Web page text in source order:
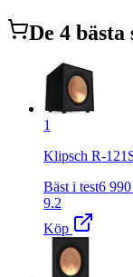
De 4 bästa
1
Klipsch R-
Bäst i test6 990
9.2
Köp